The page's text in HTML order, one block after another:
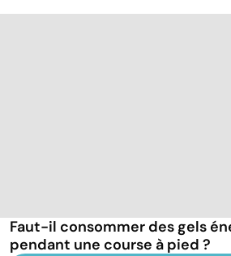
Faut-il consommer des gels
pendant une course à pied ?